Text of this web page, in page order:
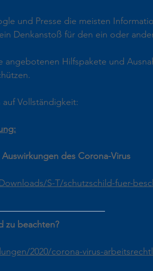
und Presse die meisten
Denkanstoß für den ein oder
Hilfspakete und
Vollständigkeit:
des Corona-Virus
S-T/schutzschild-fuer-
zu beachten?
2020/corona-virus-